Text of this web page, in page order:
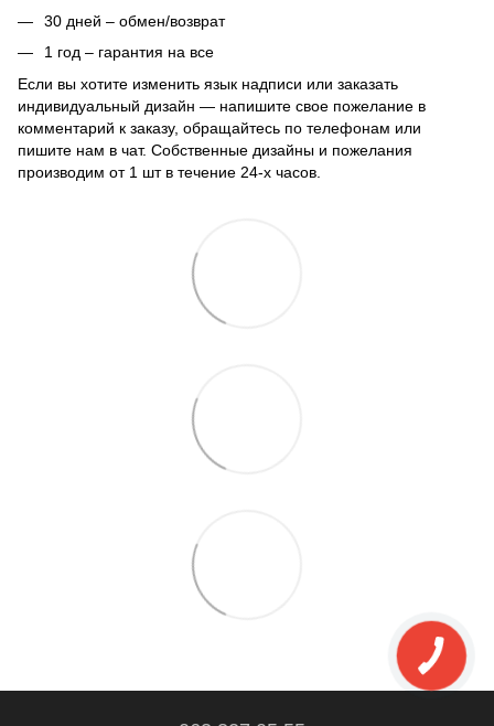
30 дней – обмен/возврат
1 год – гарантия на все
Если вы хотите изменить язык надписи или заказать
индивидуальный дизайн — напишите свое пожелание в
комментарий к заказу, обращайтесь по телефонам или
пишите нам в чат. Собственные дизайны и пожелания
производим от 1 шт в течение 24-х часов.